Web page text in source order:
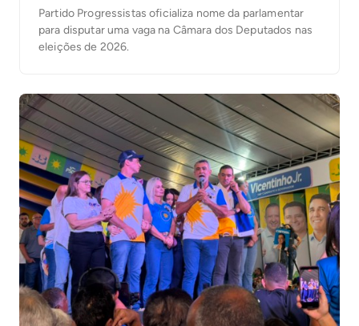
Partido Progressistas oficializa nome da parlamentar
para disputar uma vaga na Câmara dos Deputados nas
eleições de 2026.